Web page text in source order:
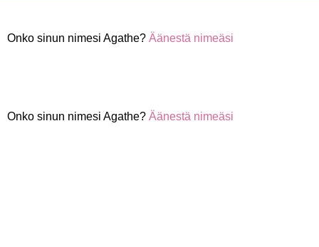
Onko sinun nimesi Agathe? Äänestä nimeäsi
Onko sinun nimesi Agathe? Äänestä nimeäsi